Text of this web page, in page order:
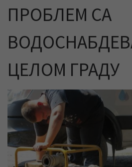
ПРОБЛЕМ СА
ЦЕЛОМ ГРАДУ